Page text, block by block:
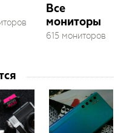
Все
мониторы
615 мониторов